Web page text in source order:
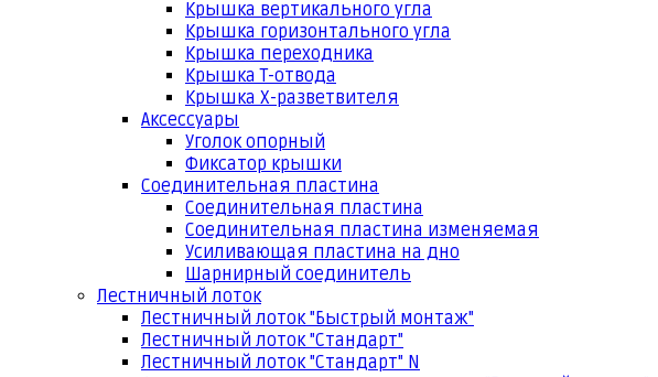
Крышка вертикального угла
Крышка горизонтального угла
Крышка переходника
Крышка Т-отвода
Крышка Х-разветвителя
Аксессуары
Уголок опорный
Фиксатор крышки
Соединительная пластина
Соединительная пластина
Соединительная пластина изменяемая
Усиливающая пластина на дно
Шарнирный соединитель
Лестничный лоток
Лестничный лоток "Быстрый монтаж"
Лестничный лоток "Стандарт"
Лестничный лоток "Стандарт" N